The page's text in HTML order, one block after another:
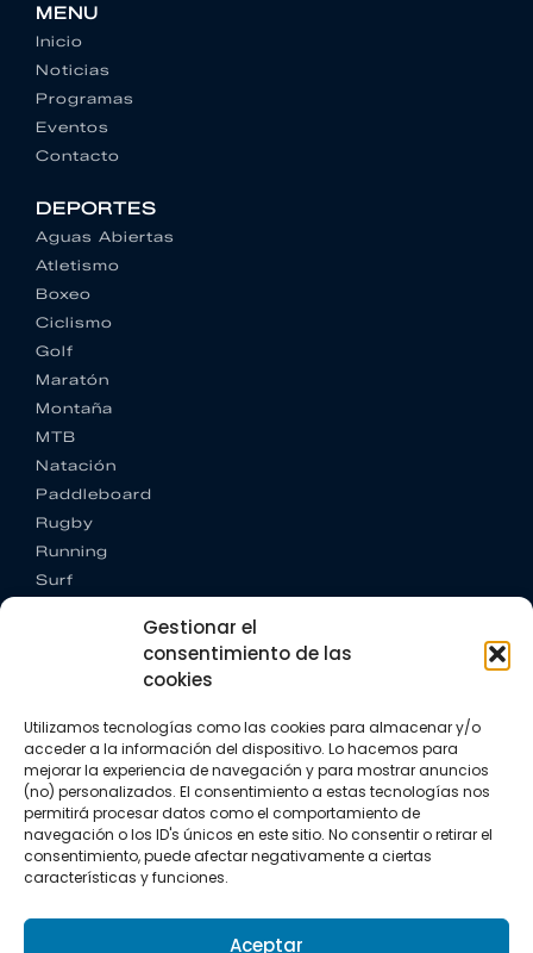
Gestionar el
consentimiento de las
cookies
Utilizamos tecnologías como las cookies para almacenar y/o
acceder a la información del dispositivo. Lo hacemos para
mejorar la experiencia de navegación y para mostrar anuncios
(no) personalizados. El consentimiento a estas tecnologías nos
permitirá procesar datos como el comportamiento de
navegación o los ID's únicos en este sitio. No consentir o retirar el
consentimiento, puede afectar negativamente a ciertas
características y funciones.
Aceptar
MENU
Inicio
Noticias
Programas
Eventos
Contacto
DEPORTES
Aguas Abiertas
Atletismo
Boxeo
Ciclismo
Golf
Maratón
Montaña
MTB
Natación
Paddleboard
Rugby
Running
Surf
CONTACTO
+34 662 342 177
info@vkssport.com
SÍGUENOS
Política de privacidad